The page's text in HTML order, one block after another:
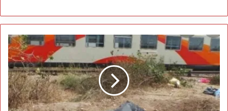
مصرع
خمسيني
اعترض
طريق
قطار
بمدخل
مراكش